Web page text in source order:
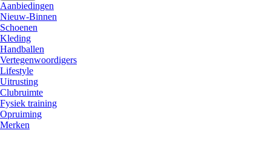
Aanbiedingen
Nieuw-Binnen
Schoenen
Kleding
Handballen
Vertegenwoordigers
Lifestyle
Uitrusting
Clubruimte
Fysiek training
Opruiming
Merken